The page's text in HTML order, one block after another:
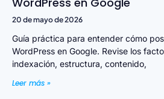
20 de mayo de 2026
Guía práctica para entender cómo
WordPress en Google. Revise los
indexación, estructura, contenido,
Leer más »